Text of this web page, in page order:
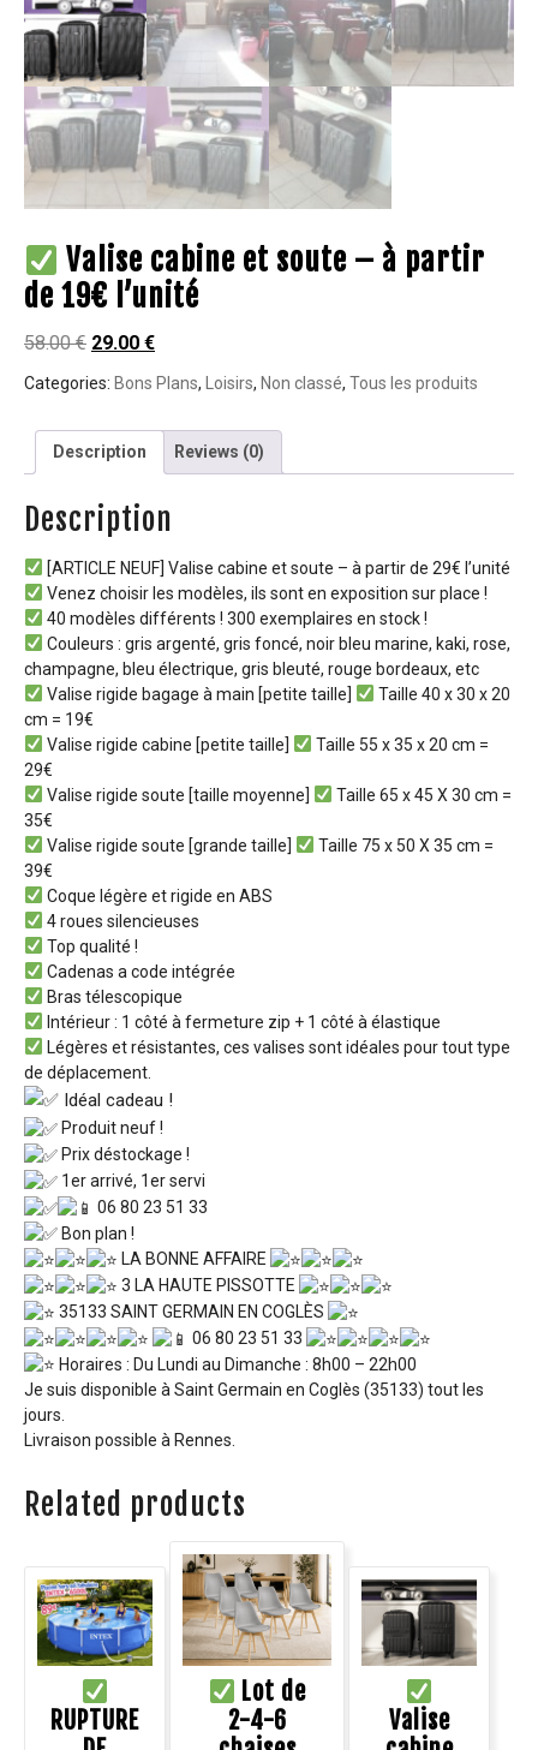
Valise cabine et soute – à partir
de 19€ l’unité
58.00€ 29.00 €
Categories: Bons Plans, Loisirs, Non classé, Tous les produits
Description Reviews (0)
Description
[ARTICLE NEUF] Valise cabine et soute – à partir de 29€ l’unité
Venez choisir les modèles, ils sont en exposition sur place !
40 modèles différents ! 300 exemplaires en stock !
Couleurs : gris argenté, gris foncé, noir bleu marine, kaki, rose,
champagne, bleu électrique, gris bleuté, rouge bordeaux, etc
Valise rigide bagage à main [petite taille]
Taille 40 x 30 x 20
cm = 19€
Valise rigide cabine [petite taille]
Taille 55 x 35 x 20 cm =
29€
Valise rigide soute [taille moyenne]
Taille 65 x 45 X 30 cm =
35€
Valise rigide soute [grande taille]
Taille 75 x 50 X 35 cm =
39€
Coque légère et rigide en ABS
4 roues silencieuses
Top qualité !
Cadenas a code intégrée
Bras télescopique
Intérieur : 1 côté à fermeture zip + 1 côté à élastique
Légères et résistantes, ces valises sont idéales pour tout type
de déplacement.
Idéal cadeau !
Produit neuf !
Prix déstockage !
1er arrivé, 1er servi
06 80 23 51 33
Bon plan !
LA BONNE AFFAIRE
3 LA HAUTE PISSOTTE
35133 SAINT GERMAIN EN COGLÈS
06 80 23 51 33
Horaires : Du Lundi au Dimanche : 8h00 – 22h00
Je suis disponible à Saint Germain en Coglès (35133) tout les
jours.
Livraison possible à Rennes.
Related products
RUPTURE
Lot de
2-4-6
Valise